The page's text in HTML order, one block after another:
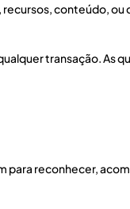
conteúdo,
transação. As
reconhecer,